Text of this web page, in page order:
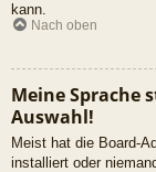
kann.
Nach oben
Meine Sprache
Auswahl!
Meist hat die Board-
installiert oder